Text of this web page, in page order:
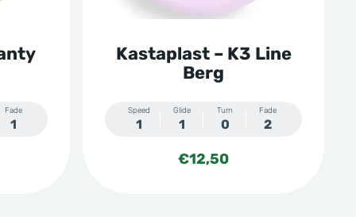
Fade
1
Kastaplast – K3 Line
Berg
Speed
1
Glide
1
Turn
0
Fade
2
€12,50
worden